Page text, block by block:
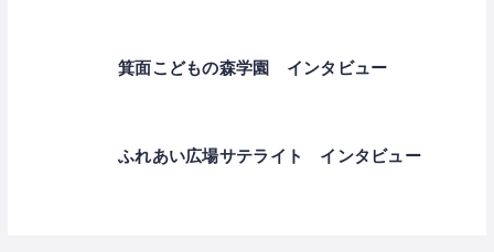
箕面こどもの森学園 インタビュー
ふれあい広場サテライト インタビュー